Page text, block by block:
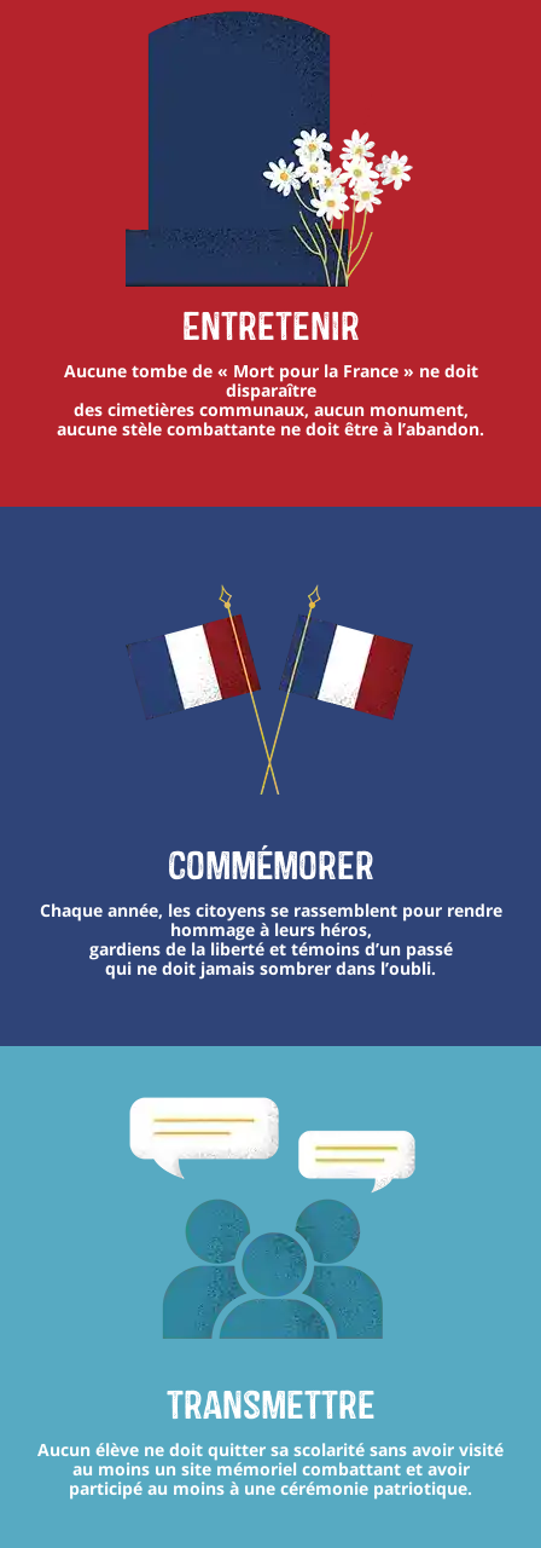
Entretenir
Aucune tombe de « Mort pour la France » ne doit
disparaître
des cimetières communaux, aucun monument,
aucune stèle combattante ne doit être à l’abandon.
Commémorer
Chaque année, les citoyens se rassemblent pour rendre
hommage à leurs héros,
gardiens de la liberté et témoins d’un passé
qui ne doit jamais sombrer dans l’oubli.
transmettre
Aucun élève ne doit quitter sa scolarité sans avoir visité
au moins un site mémoriel combattant et avoir
participé au moins à une cérémonie patriotique.